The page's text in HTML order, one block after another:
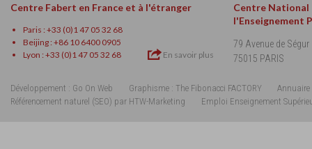
Centre Fabert en France et à l'étranger
Paris : +33 (0)1 47 05 32 68
Beijing : +86 10 6400 0905
Lyon : +33 (0)1 47 05 32 68
En savoir plus
Centre National
l'Enseignement
79 Avenue de Ségur
75015 PARIS
Développement : Go On Web Graphisme : The Fibonacci FACTORY
Annuaire
Référencement naturel (SEO) par HTW-Marketing
Emploi Enseignement